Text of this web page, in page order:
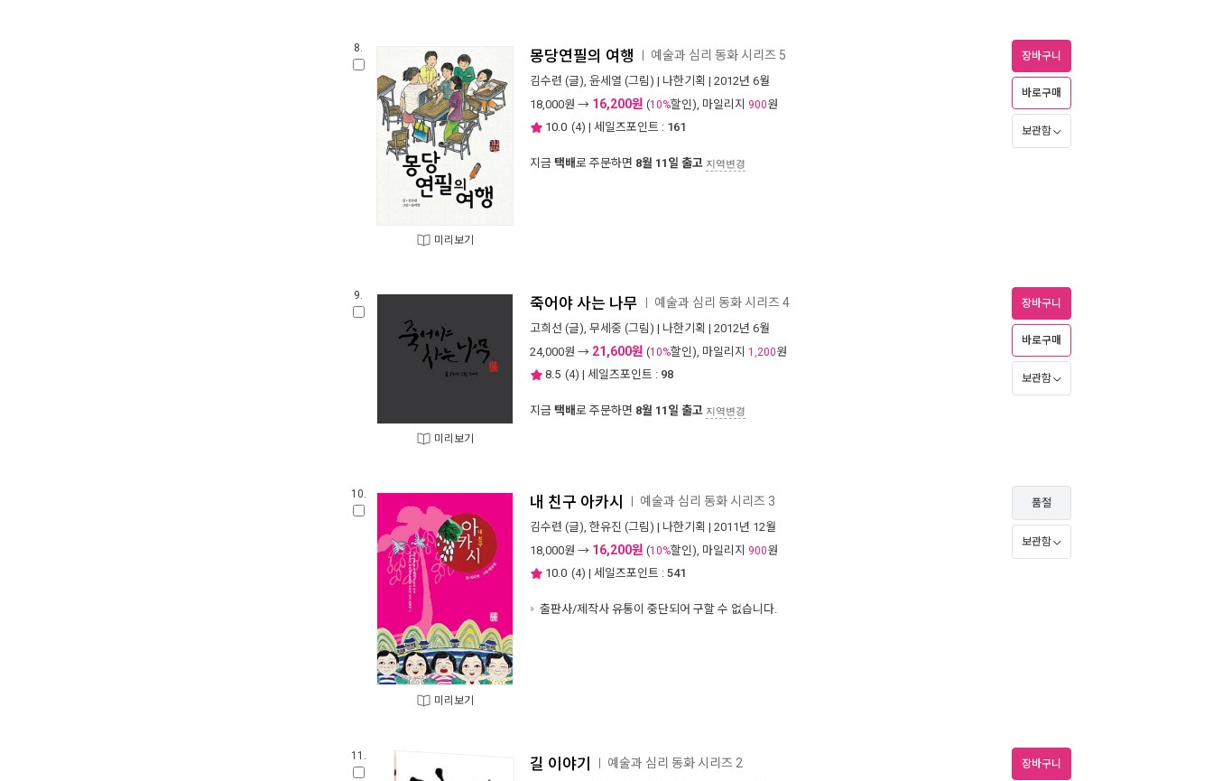
8.
미리보기
몽당연필의 여행 예술과 심리 동화 시리즈 5
김수련 (글), 윤세열 (그림) | 나한기획 | 2012년 6월
18,000원 → 16,200원 (10%할인), 마일리지 900원
10.0 (4) | 세일즈포인트 : 161
지금 택배로 주문하면 8월 11일 출고 지역변경
장바구니
바로구매
보관함
9.
미리보기
죽어야 사는 나무 예술과 심리 동화 시리즈 4
고희선 (글), 무세중 (그림) | 나한기획 | 2012년 6월
24,000원 → 21,600원 (10%할인), 마일리지 1,200원
8.5 (4) | 세일즈포인트 : 98
지금 택배로 주문하면 8월 11일 출고 지역변경
장바구니
바로구매
보관함
10.
미리보기
내 친구 아카시 예술과 심리 동화 시리즈 3
김수련 (글), 한유진 (그림) | 나한기획 | 2011년 12월
18,000원 → 16,200원 (10%할인), 마일리지 900원
10.0 (4) | 세일즈포인트 : 541
출판사/제작사 유통이 중단되어 구할 수 없습니다.
품절
보관함
11. 길 이야기 예술과 심리 동화 시리즈 2 장바구니